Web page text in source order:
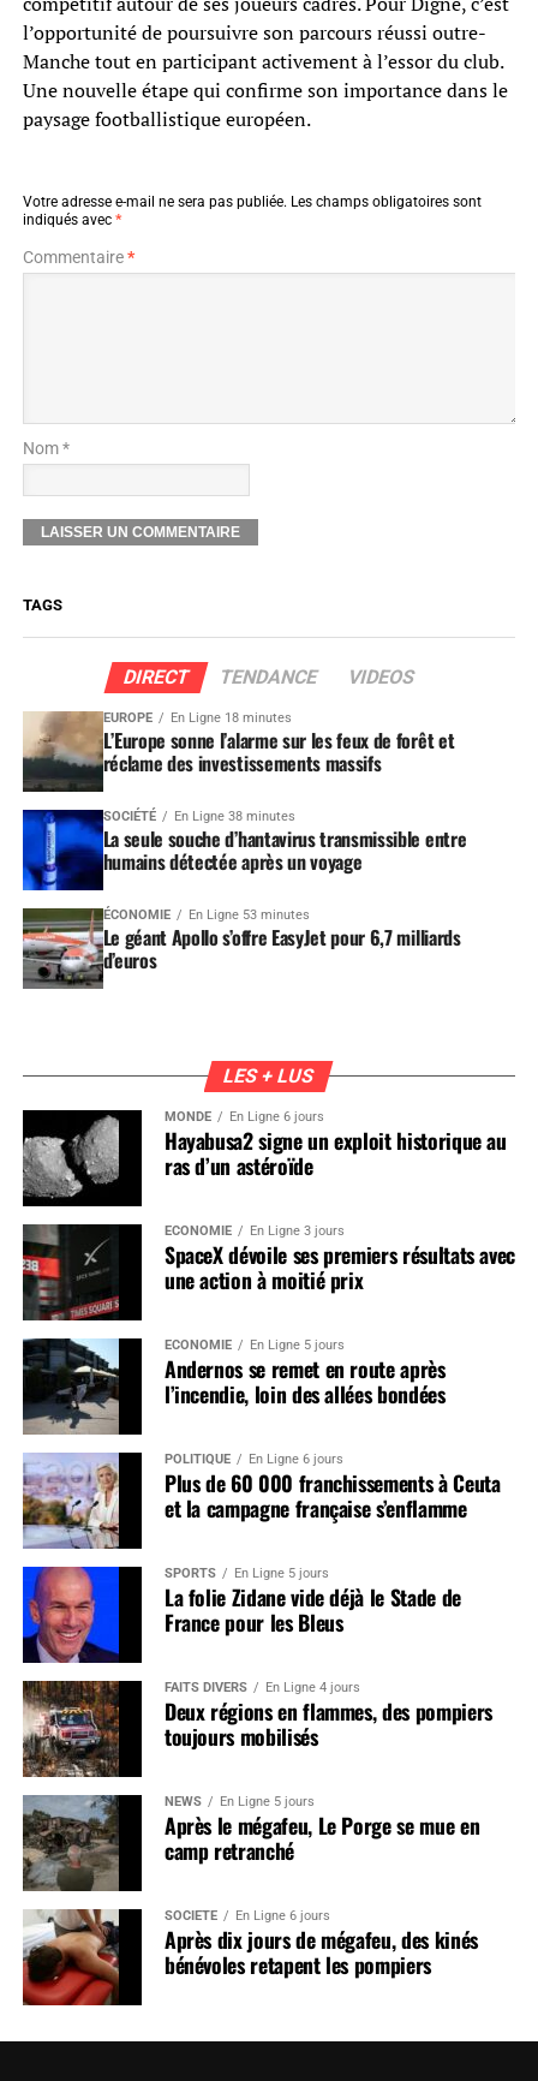
l’opportunité de poursuivre son parcours réussi outre-
Manche tout en participant activement à l’essor du club.
Une nouvelle étape qui confirme son importance dans le
paysage footballistique européen.
Votre adresse e-mail ne sera pas publiée. Les champs obligatoires sont
indiqués avec *
Commentaire*
Nom *
TAGS
DIRECT TENDANCE VIDEOS
EUROPE En Ligne 18 minutes
L’Europe sonne l’alarme sur les feux de forêt et
réclame des investissements massifs
SOCIÉTÉ En Ligne 38 minutes
La seule souche d’hantavirus transmissible entre
humains détectée après un voyage
ÉCONOMIE En Ligne 53 minutes
Le géant Apollo s’offre EasyJet pour 6,7 milliards
d’euros
LES + LUS
MONDE En Ligne 6 jours
Hayabusa2 signe un exploit historique au
ras d’un astéroïde
ÉCONOMIE En Ligne 3 jours
SpaceX dévoile ses premiers résultats avec
une action à moitié prix
ÉCONOMIE En Ligne 5 jours
Andernos se remet en route après
l’incendie, loin des allées bondées
POLITIQUE En Ligne 6 jours
Plus de 60 000 franchissements à Ceuta
et la campagne française s’enflamme
SPORTS En Ligne 5 jours
La folie Zidane vide déjà le Stade de
France pour les Bleus
FAITS DIVERS En Ligne 4 jours
Deux régions en flammes, des pompiers
toujours mobilisés
NEWS En Ligne 5 jours
Après le mégafeu, Le Porge se mue en
camp retranché
SOCIÉTÉ En Ligne 6 jours
Après dix jours de mégafeu, des kinés
bénévoles retapent les pompiers